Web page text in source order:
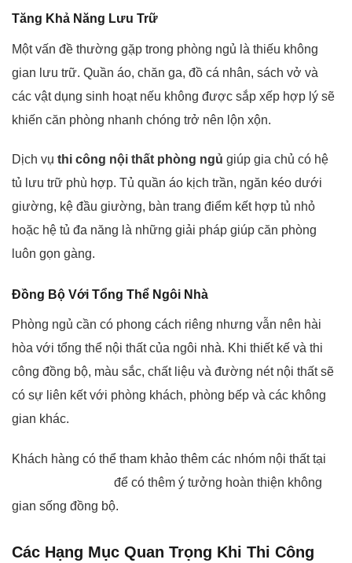
Tăng Khả Năng Lưu Trữ
Một vấn đề thường gặp trong phòng ngủ là thiếu không
gian lưu trữ. Quần áo, chăn ga, đồ cá nhân, sách vở và
các vật dụng sinh hoạt nếu không được sắp xếp hợp lý sẽ
khiến căn phòng nhanh chóng trở nên lộn xộn.
Dịch vụ thi công nội thất phòng ngủ giúp gia chủ có hệ
tủ lưu trữ phù hợp. Tủ quần áo kịch trần, ngăn kéo dưới
giường, kệ đầu giường, bàn trang điểm kết hợp tủ nhỏ
hoặc hệ tủ đa năng là những giải pháp giúp căn phòng
luôn gọn gàng.
Đồng Bộ Với Tổng Thể Ngôi Nhà
Phòng ngủ cần có phong cách riêng nhưng vẫn nên hài
hòa với tổng thể nội thất của ngôi nhà. Khi thiết kế và thi
công đồng bộ, màu sắc, chất liệu và đường nét nội thất sẽ
có sự liên kết với phòng khách, phòng bếp và các không
gian khác.
Khách hàng có thể tham khảo thêm các nhóm nội thất tại
để có thêm ý tưởng hoàn thiện không
gian sống đồng bộ.
Các Hạng Mục Quan Trọng Khi Thi Công